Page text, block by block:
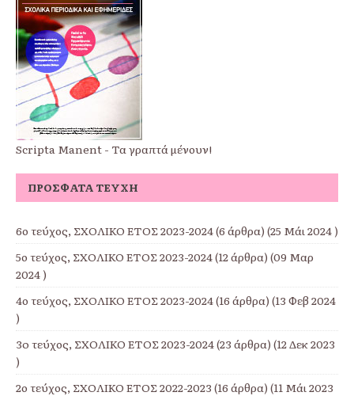
Scripta Manent - Τα γραπτά μένουν!
ΠΡΌΣΦΑΤΑ ΤΕΎΧΗ
6ο τεύχος, ΣΧΟΛΙΚΟ ΕΤΟΣ 2023-2024(6 άρθρα) (25 Μάι 2024 )
5ο τεύχος, ΣΧΟΛΙΚΟ ΕΤΟΣ 2023-2024(12 άρθρα) (09 Μαρ
2024 )
4ο τεύχος, ΣΧΟΛΙΚΟ ΕΤΟΣ 2023-2024(16 άρθρα) (13 Φεβ 2024
)
3o τεύχος, ΣΧΟΛΙΚΟ ΕΤΟΣ 2023-2024(23 άρθρα) (12 Δεκ 2023
)
2ο τεύχος, ΣΧΟΛΙΚΟ ΕΤΟΣ 2022-2023 (16 άρθρα) (11 Μάι 2023